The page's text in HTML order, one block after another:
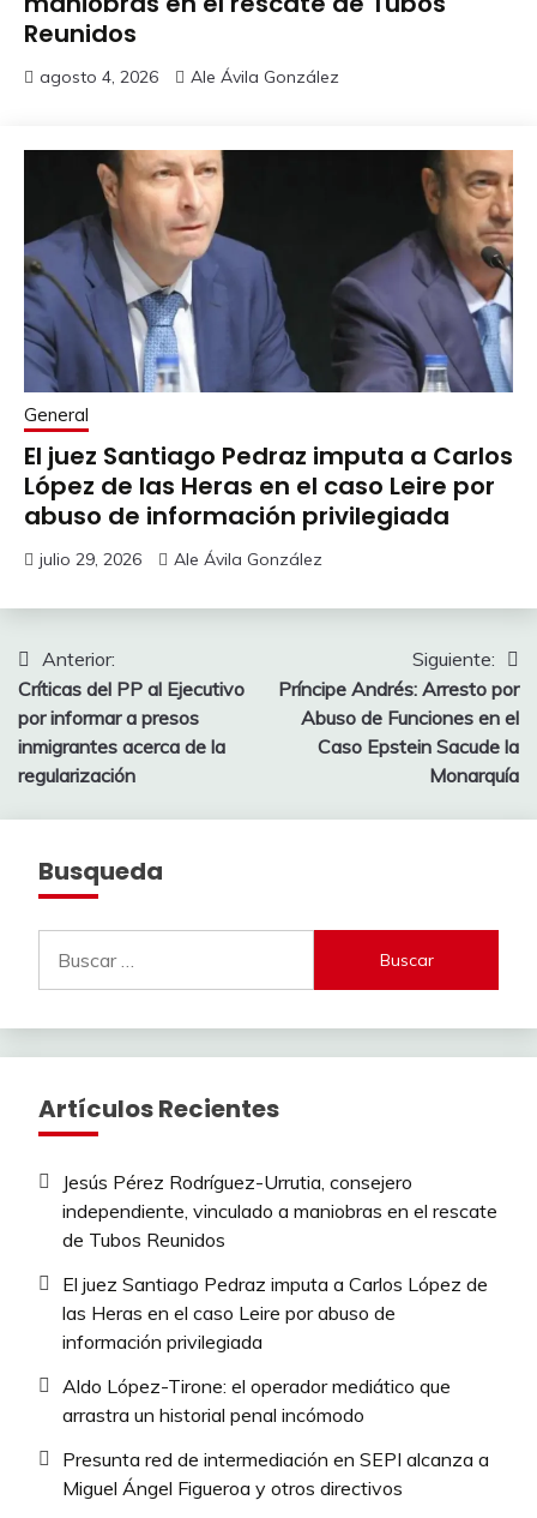
Reunidos
agosto 4, 2026 Ale Ávila González
General
El juez Santiago Pedraz imputa a Carlos
López de las Heras en el caso Leire por
abuso de información privilegiada
julio 29, 2026 Ale Ávila González
Navegación
de
entradas
Anterior:
Críticas del PP al Ejecutivo
por informar a presos
inmigrantes acerca de la
regularización
Siguiente:
Príncipe Andrés: Arresto por
Abuso de Funciones en el
Caso Epstein Sacude la
Monarquía
Busqueda
Artículos Recientes
Jesús Pérez Rodríguez-Urrutia, consejero
independiente, vinculado a maniobras en el rescate
de Tubos Reunidos
El juez Santiago Pedraz imputa a Carlos López de
las Heras en el caso Leire por abuso de
información privilegiada
Aldo López-Tirone: el operador mediático que
arrastra un historial penal incómodo
Presunta red de intermediación en SEPI alcanza a
Miguel Ángel Figueroa y otros directivos